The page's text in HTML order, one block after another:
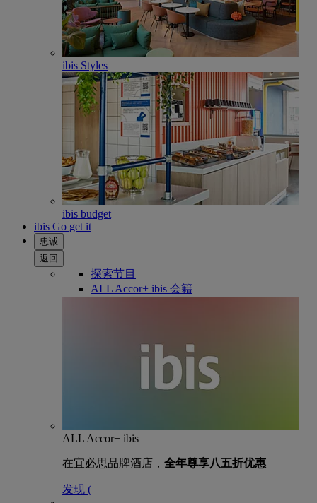
ibis Styles
ibis budget
ibis Go get it
忠诚
返回
探索节目
ALL Accor+ ibis 会籍
ALL Accor+ ibis
在宜必思品牌酒店， 全年尊享八五折优惠
发现 (